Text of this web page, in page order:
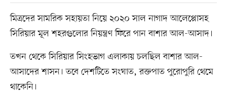
মিত্রদের সামরিক সহায়তা নিয়ে ২০২০ সাল নাগাদ আলেপ্পোসহ
সিরিয়ার মূল শহরগুলোর নিয়ন্ত্রণ ফিরে পান বাশার আল-আসাদ।
তখন থেকে সিরিয়ার সিংহভাগ এলাকায় চলছিল বাশার আল-
আসাদের শাসন। তবে দেশটিতে সংঘাত, রক্তপাত পুরোপুরি থেমে
থাকেনি।